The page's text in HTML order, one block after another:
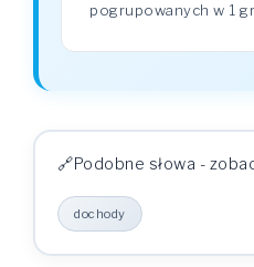
pogrupowanych w 1
Podobne słowa -
dochody